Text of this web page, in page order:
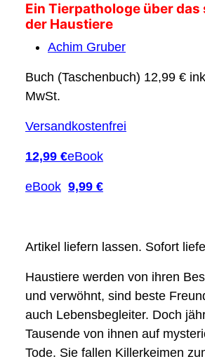
Ein Tierpathologe über das
der Haustiere
Achim Gruber
Buch (Taschenbuch) 12,99 €
MwSt.
Versandkostenfrei
12,99 €eBook
eBook 9,99 €
Artikel liefern lassen. Sofort
Haustiere werden von ihren
und verwöhnt, sind beste
auch Lebensbegleiter. Doch
Tausende von ihnen auf
Tode. Sie fallen Killerkeimen